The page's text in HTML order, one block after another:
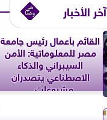
آخر الأخبار
القائم بأعمال رئيس جامعة
مصر للمعلوماتية: الأمن
السيبراني والذكاء
الاصطناعي يتصدران
مشروعات...